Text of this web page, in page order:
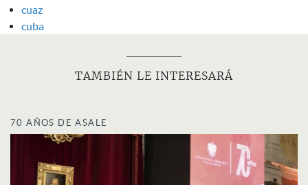
cuaz
cuba
TAMBIÉN LE INTERESARÁ
70 AÑOS DE ASALE